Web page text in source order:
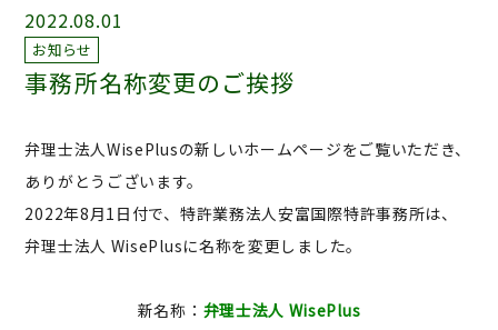
2022.08.01
お知らせ
事務所名称変更のご挨拶
弁理士法人WisePlusの新しいホームページをご覧いただき、
ありがとうございます。
2022年8月1日付で、特許業務法人安富国際特許事務所は、
弁理士法人 WisePlusに名称を変更しました。
新名称： 弁理士法人 WisePlus